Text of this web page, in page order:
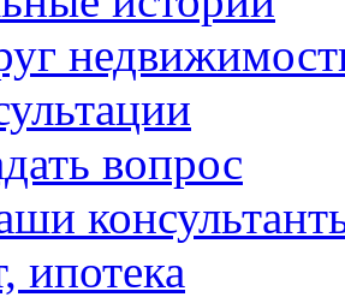
вопрос
ипотека